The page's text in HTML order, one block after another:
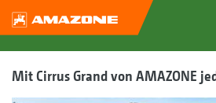
Mit Cirrus Grand von AMAZONE